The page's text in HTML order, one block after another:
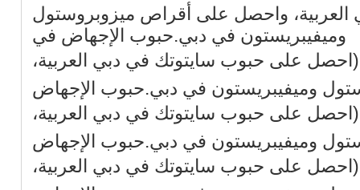
العربية، واحصل على أقراص ميزوبروستول
وميفيبريستون في دبي.حبوب الإجهاض في
على حبوب سايتوتك في دبي العربية،
وميفيبريستون في دبي.حبوب الإجهاض
على حبوب سايتوتك في دبي العربية،
وميفيبريستون في دبي.حبوب الإجهاض
على حبوب سايتوتك في دبي العربية،